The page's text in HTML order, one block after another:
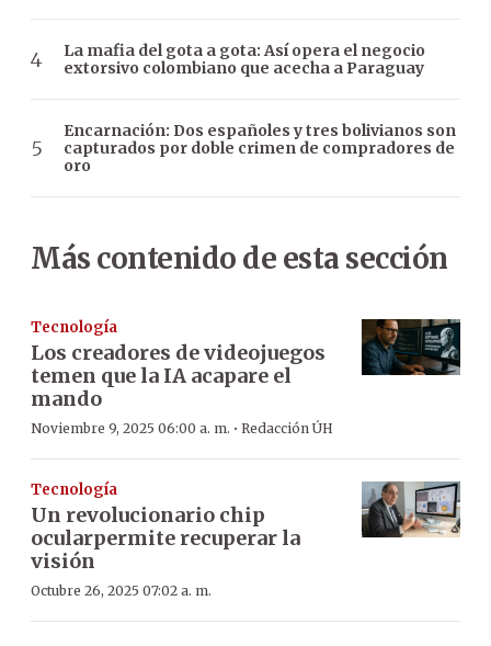
La mafia del gota a gota: Así opera el negocio
extorsivo colombiano que acecha a Paraguay
Encarnación: Dos españoles y tres bolivianos son
capturados por doble crimen de compradores de
oro
Más contenido de esta sección
Tecnología
Los creadores de videojuegos
temen que la IA acapare el
mando
Noviembre 9, 2025 06:00 a. m. · Redacción ÚH
Tecnología
Un revolucionario chip
ocularpermite recuperar la
visión
Octubre 26, 2025 07:02 a. m.